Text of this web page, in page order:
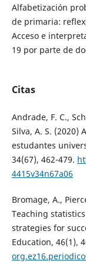
Alfabetización
de primaria:
Acceso e
19 por parte de
Citas
Andrade, F. C.,
Silva, A. S. (2020)
estudantes
34(67), 462-479.
4415v34n67a06
Bromage, A.,
Teaching
strategies for
Education, 46(1),